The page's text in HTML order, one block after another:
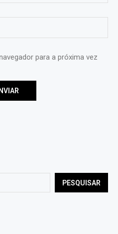
para a próxima vez
PESQUISAR